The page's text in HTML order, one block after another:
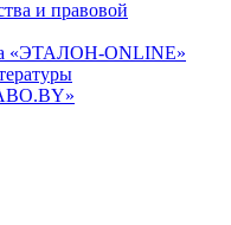
и правовой
«ЭТАЛОН-ONLINE»